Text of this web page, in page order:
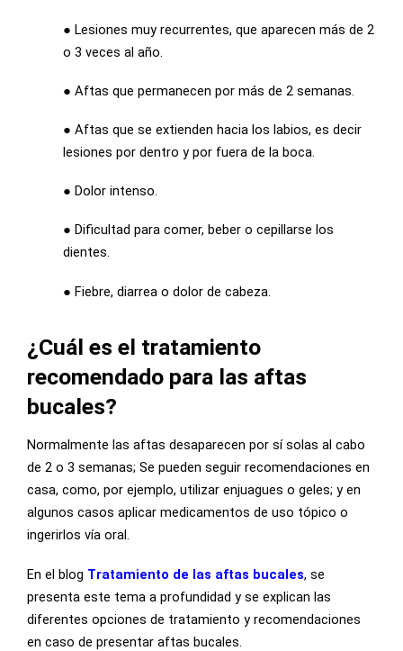
● Lesiones muy recurrentes, que aparecen más de 2
o 3 veces al año.
● Aftas que permanecen por más de 2 semanas.
● Aftas que se extienden hacia los labios, es decir
lesiones por dentro y por fuera de la boca.
● Dolor intenso.
● Dificultad para comer, beber o cepillarse los
dientes.
● Fiebre, diarrea o dolor de cabeza.
¿Cuál es el tratamiento
recomendado para las aftas
bucales?
Normalmente las aftas desaparecen por sí solas al cabo
de 2 o 3 semanas; Se pueden seguir recomendaciones en
casa, como, por ejemplo, utilizar enjuagues o geles; y en
algunos casos aplicar medicamentos de uso tópico o
ingerirlos vía oral.
En el blog Tratamiento de las aftas bucales, se
presenta este tema a profundidad y se explican las
diferentes opciones de tratamiento y recomendaciones
en caso de presentar aftas bucales.